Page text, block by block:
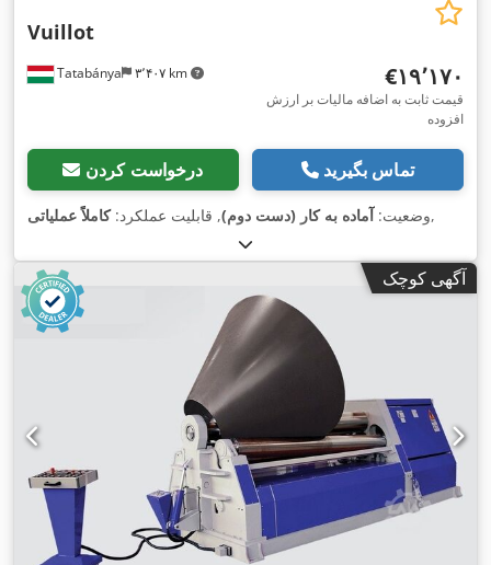
Tatabánya ۳٬۴۰۷ km
Vuillot
‎€۱۹٬۱۷۰
قیمت ثابت به اضافه مالیات بر ارزش
افزوده
درخواست کردن تماس بگیرید
وضعیت:آماده به کار (دست دوم), قابلیت عملکرد:کاملاً عملیاتی ,
آگهی کوچک